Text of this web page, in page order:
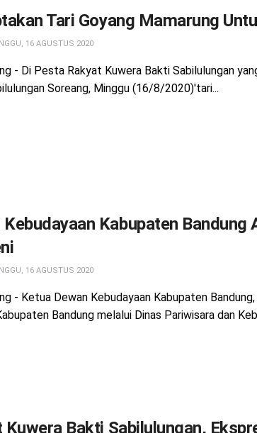
Tari Goyang Mamarung
16 AGUSTUS 2020
- Di Pesta Rakyat Kuwera Bakti Sabilulungan
Soreang, Minggu (16/8/2020)'tari...
Kebudayaan Kabupaten Bandung
16 AGUSTUS 2020
- Ketua Dewan Kebudayaan Kabupaten
Bandung melalui Dinas Pariwisara dan
Bakti Sabilulungan,